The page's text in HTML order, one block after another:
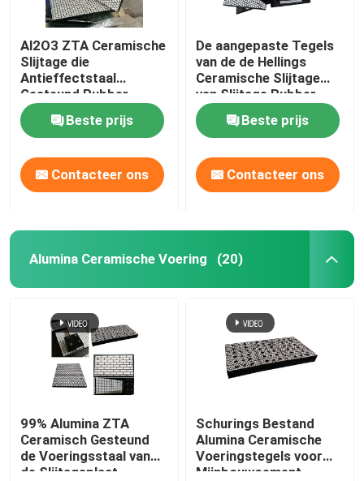
Al2O3 ZTA Ceramische
Slijtage die
Antieffectstaal
Gesteund Rubber
voeren
Beste prijs
Contacteer ons
De aangepaste Tegels
van de de Hellings
Ceramische Slijtage
van Slijtage Rubber
Ceramische Voeringen
Beste prijs
Contacteer ons
Alumina Ceramische Voering (20)
99% Alumina ZTA
Ceramisch Gesteund
de Voeringsstaal van
de Slijtageplaat
Schurings Bestand
Alumina Ceramische
Voeringstegels voor
Mijnbouwcement